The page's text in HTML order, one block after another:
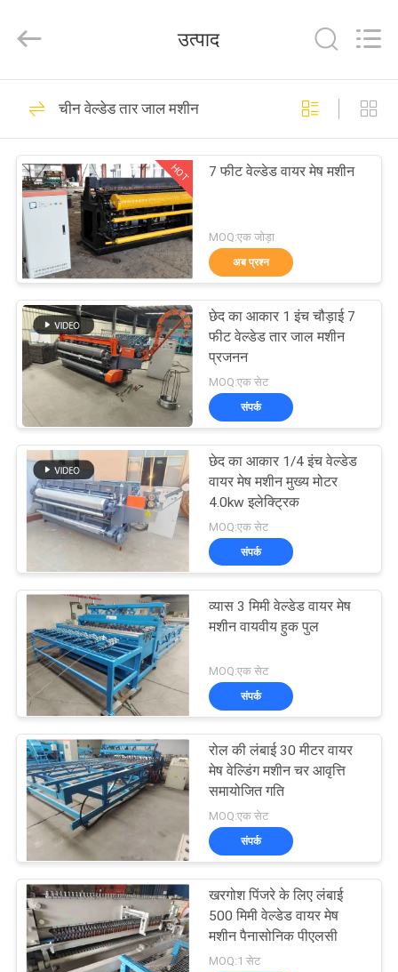
उत्पादों
वीआर
हमारे
बारे
कारखाना
भ्रमण
गुणवत्ता
नियंत्रण
संपर्क
करें
एक
उद्धरण
का
अनुरोध
करें
साइटमैप
PRIVACY
POLICY
Mesh
Products
All
Reserved.
वायर मेष वेल्डिंग मशीन
101
मेष वेल्डिंग मशीन को
मजबूत करना
70
बाड़ जाल वेल्डिंग मशीन
मेष पैनल वेल्डिंग मशीन
तय गाँठ बाड़ मशीन
33
उत्पाद
चीन वेल्डेड तार जाल मशीन
HOT 7 फीट वेल्डेड वायर मेष मशीन
MOQ:एक जोड़ा
अब प्रश्न
छेद का आकार 1 इंच चौड़ाई 7
फीट वेल्डेड तार जाल मशीन
प्रजनन
MOQ:एक सेट
संपर्क
छेद का आकार 1/4 इंच वेल्डेड
वायर मेष मशीन मुख्य मोटर
4.0kw इलेक्ट्रिक
MOQ:एक सेट
संपर्क
व्यास 3 मिमी वेल्डेड वायर मेष
मशीन वायवीय हुक पुल
MOQ:एक सेट
संपर्क
रोल की लंबाई 30 मीटर वायर
मेष वेल्डिंग मशीन चर आवृत्ति
समायोजित गति
MOQ:एक सेट
संपर्क
खरगोश पिंजरे के लिए लंबाई
500 मिमी वेल्डेड वायर मेष
मशीन पैनासोनिक पीएलसी
MOQ:1 सेट